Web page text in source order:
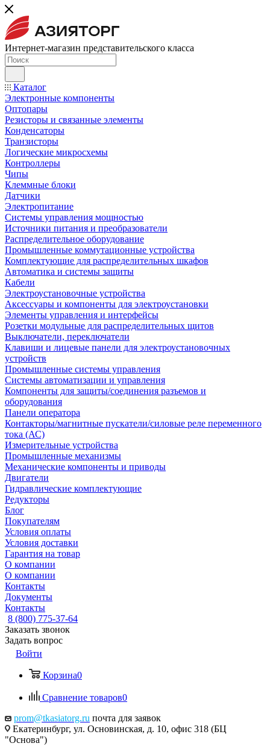
Интернет-магазин представительского класса
Каталог
Электронные компоненты
Оптопары
Резисторы и связанные элементы
Конденсаторы
Транзисторы
Логические микросхемы
Контроллеры
Чипы
Клеммные блоки
Датчики
Электропитание
Системы управления мощностью
Источники питания и преобразователи
Распределительное оборудование
Промышленные коммутационные устройства
Комплектующие для распределительных шкафов
Автоматика и системы защиты
Кабели
Электроустановочные устройства
Аксессуары и компоненты для электроустановки
Элементы управления и интерфейсы
Розетки модульные для распределительных щитов
Выключатели, переключатели
Клавиши и лицевые панели для электроустановочных
устройств
Промышленные системы управления
Системы автоматизации и управления
Компоненты для защиты/соединения разъемов и
оборудования
Панели оператора
Контакторы/магнитные пускатели/силовые реле переменного
тока (АС)
Измерительные устройства
Промышленные механизмы
Механические компоненты и приводы
Двигатели
Гидравлические комплектующие
Редукторы
Блог
Покупателям
Условия оплаты
Условия доставки
Гарантия на товар
О компании
О компании
Контакты
Документы
Контакты
8 (800) 775-37-64
Заказать звонок
Задать вопрос
Войти
Корзина0
Сравнение товаров0
prom@tkasiatorg.ru почта для заявок
Екатеринбург, ул. Основинская, д. 10, офис 318 (БЦ
"Основа")